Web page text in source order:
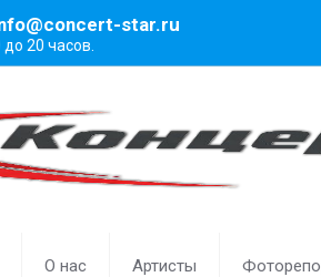
star.ru
20 часов.
О нас Артисты